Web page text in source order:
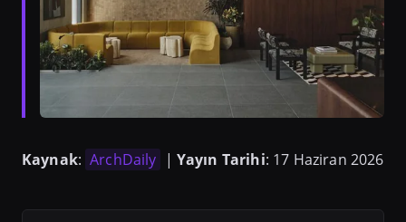
Kaynak: ArchDaily | Yayın Tarihi: 17 Haziran 2026